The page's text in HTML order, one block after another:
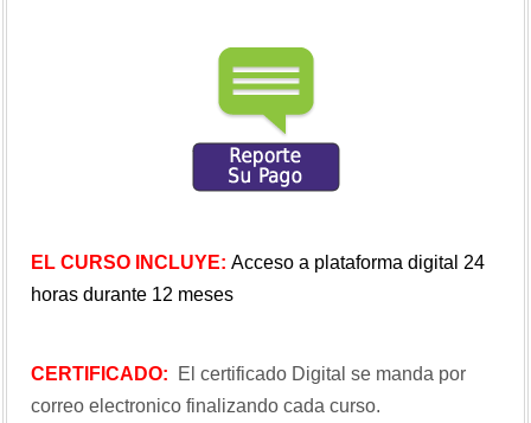
EL CURSO INCLUYE: Acceso a plataforma digital 24
horas durante 12 meses
CERTIFICADO:
El certificado Digital se manda por
correo electronico finalizando cada curso.